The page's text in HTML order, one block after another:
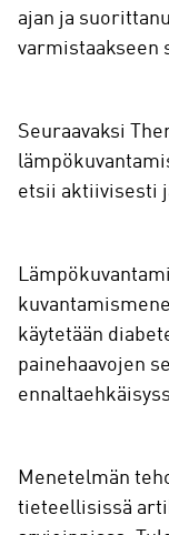
ajan ja
varmistaakseen
Seuraavaksi
etsii aktiivisesti
käytetään
painehaavojen
Menetelmän
tieteellisissä